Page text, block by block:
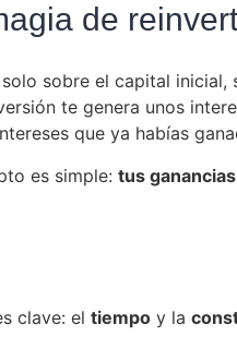
de
sobre el capital
te genera unos
que ya habías
es simple: tus
clave: el tiempo y la